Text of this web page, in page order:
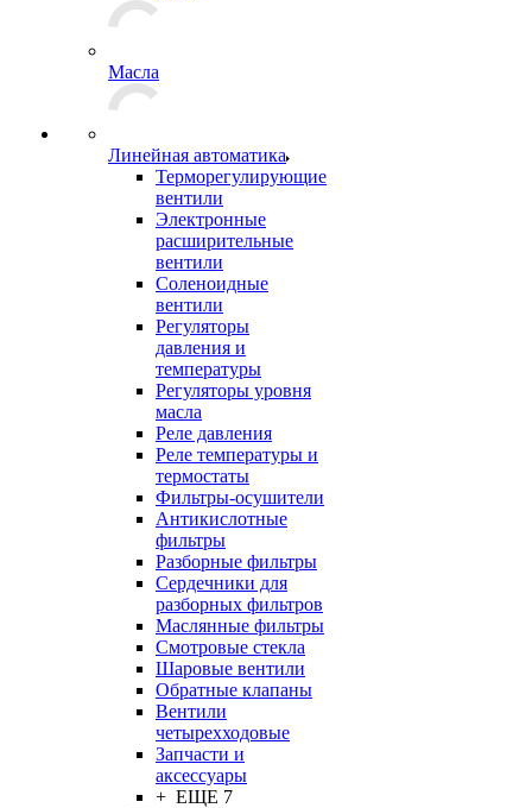
Масла
Линейная автоматика
Терморегулирующие
вентили
Электронные
расширительные
вентили
Соленоидные
вентили
Регуляторы
давления и
температуры
Регуляторы уровня
масла
Реле давления
Реле температуры и
термостаты
Фильтры-осушители
Антикислотные
фильтры
Разборные фильтры
Сердечники для
разборных фильтров
Маслянные фильтры
Смотровые стекла
Шаровые вентили
Обратные клапаны
Вентили
четырехходовые
Запчасти и
аксессуары
+ ЕЩЕ 7